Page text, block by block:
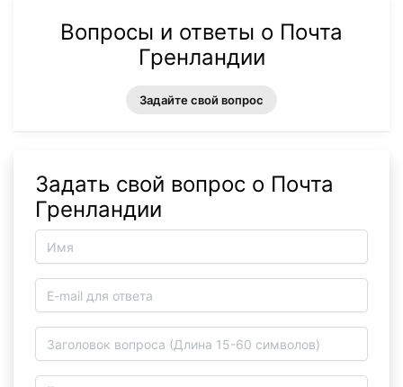
Вопросы и ответы о Почта
Гренландии
Задайте свой вопрос
Задать свой вопрос о Почта
Гренландии